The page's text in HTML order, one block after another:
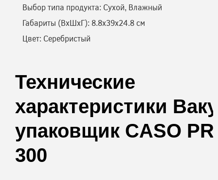
Выбор типа продукта: Сухой, Влажный
Габариты (ВхШхГ): 8.8х39х24.8 см
Цвет: Серебристый
Технические
характеристики
упаковщик CASO
300